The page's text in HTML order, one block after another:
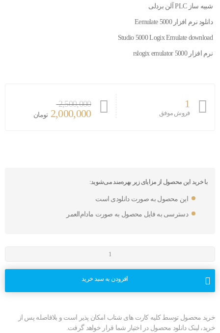
شبیه ساز PLC آلن بردلی
دانلود نرم افزار Eemulate 5000
Studio 5000 Logix Emulate download
نرم افزار rslogix emulator 5000
1
فروش موفق
2,500,000
2,000,000 تومان
با خرید این محصول از مزایای زیر بهره‌مند می‌شوید:
این محصول به صورت دانلودی است
دسترسی به فایل محصول به صورت مادام‌العمر
افزودن به سبد خرید
خرید محصول توسط کلیه کارت های شتاب امکان پذیر است و بلافاصله پس از
خرید، لینک دانلود محصول در اختیار شما قرار خواهد گرفت.